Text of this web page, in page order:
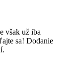
však už iba
sa! Dodanie